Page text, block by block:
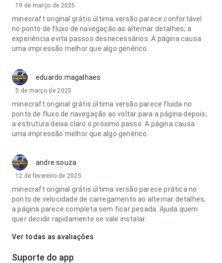
19 de março de 2025
minecraft original grátis última versão parece confortável
no ponto de fluxo de navegação ao alternar detalhes; a
experiência evita passos desnecessários. A página causa
uma impressão melhor que algo genérico.
eduardo.magalhaes
5 de março de 2025
minecraft original grátis última versão parece fluida no
ponto de fluxo de navegação ao voltar para a página depois;
a estrutura deixa claro o próximo passo. A página causa
uma impressão melhor que algo genérico.
andre.souza
12 de fevereiro de 2025
minecraft original grátis última versão parece prática no
ponto de velocidade de carregamento ao alternar detalhes;
a página parece completa sem ficar pesada. Ajuda quem
quer decidir rapidamente se vale instalar.
Ver todas as avaliações
Suporte do app